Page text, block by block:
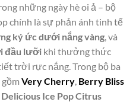
những ngày hè oi ả – bộ
chính là sự phản ánh tinh tế
ký ức dưới nắng vàng, và
đầu lưỡikhi thưởng thức
trời rực nắng. Trong bộ ba
Very Cherry, Berry Bliss
Ice Pop Citrus